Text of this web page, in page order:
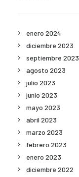
enero 2024
diciembre 2023
septiembre 2023
agosto 2023
julio 2023
junio 2023
mayo 2023
abril 2023
marzo 2023
febrero 2023
enero 2023
diciembre 2022